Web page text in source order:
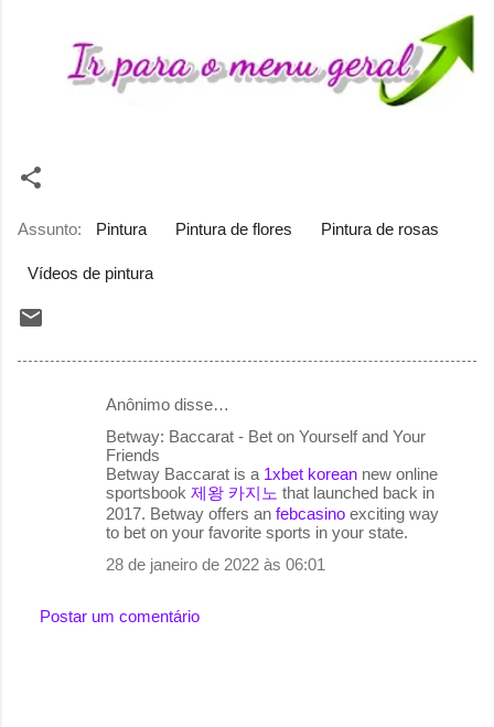
Assunto: Pintura Pintura de flores Pintura de rosas
Vídeos de pintura
Anônimo disse…
Betway: Baccarat - Bet on Yourself and Your
Friends
Betway Baccarat is a 1xbet korean new online
sportsbook 제왕 카지노 that launched back in
2017. Betway offers an febcasino exciting way
to bet on your favorite sports in your state.
28 de janeiro de 2022 às 06:01
Postar um comentário